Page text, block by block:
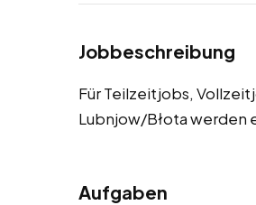
Jobbeschreibung
Für Teilzeitjobs,
Lubnjow/Błota werden
Aufgaben